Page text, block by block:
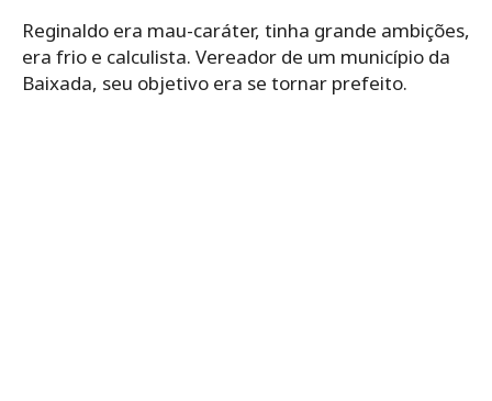
Reginaldo era mau-caráter, tinha grande ambições,
era frio e calculista. Vereador de um município da
Baixada, seu objetivo era se tornar prefeito.